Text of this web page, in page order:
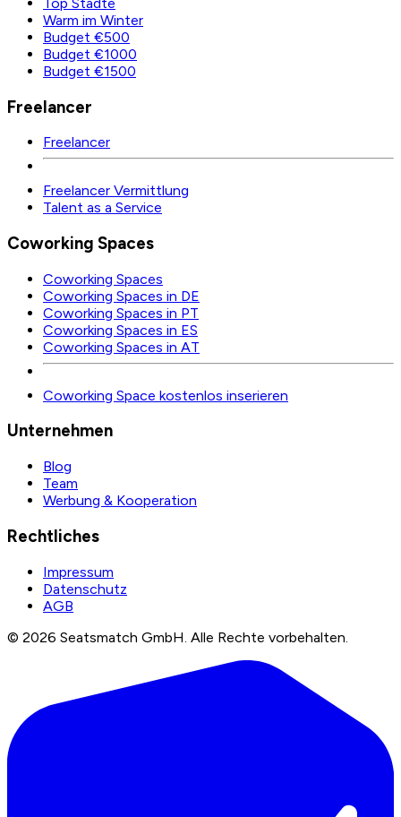
Warm im Winter
Budget €500
Budget €1000
Budget €1500
Freelancer
Freelancer
Freelancer Vermittlung
Talent as a Service
Coworking Spaces
Coworking Spaces
Coworking Spaces in DE
Coworking Spaces in PT
Coworking Spaces in ES
Coworking Spaces in AT
Coworking Space kostenlos inserieren
Unternehmen
Blog
Team
Werbung & Kooperation
Rechtliches
Impressum
Datenschutz
AGB
© 2026 Seatsmatch GmbH. Alle Rechte vorbehalten.